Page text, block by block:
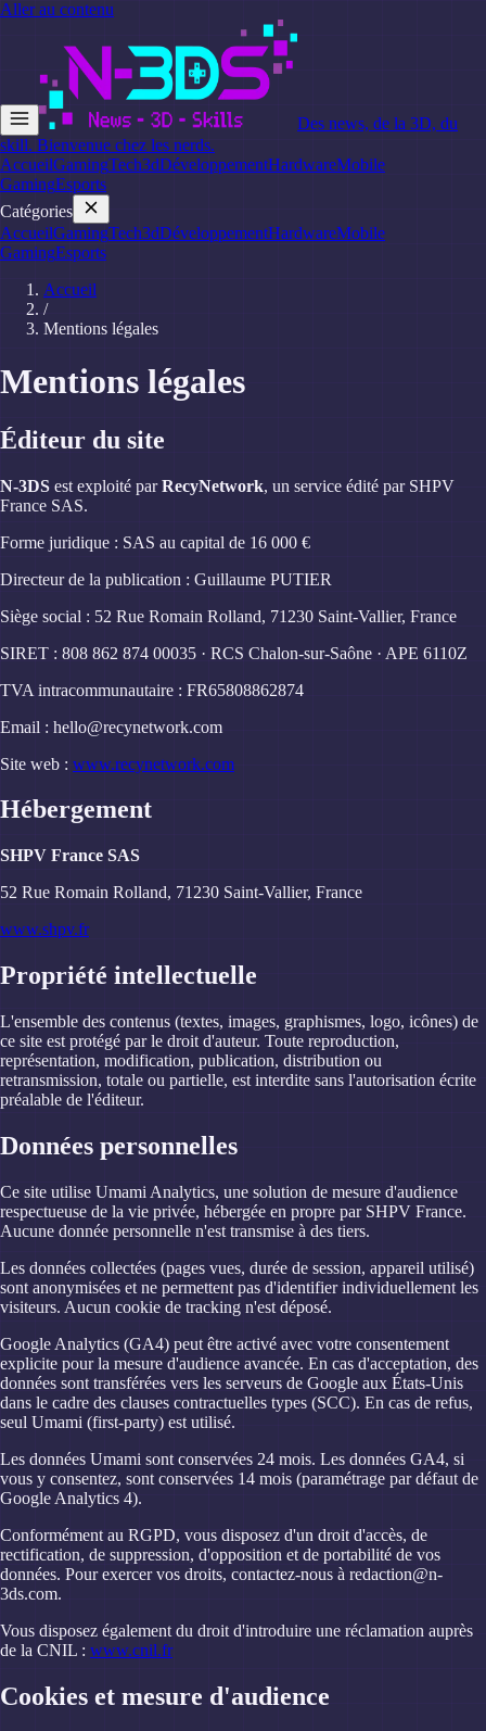
Aller au contenu
Des news, de la 3D, du
skill. Bienvenue chez les nerds.
AccueilGamingTech3dDéveloppementHardwareMobile
GamingEsports
Catégories
AccueilGamingTech3dDéveloppementHardwareMobile
GamingEsports
Accueil
/
Mentions légales
Mentions légales
Éditeur du site
N-3DS est exploité parRecyNetwork, un service édité par SHPV
France SAS.
Forme juridique : SAS au capital de 16 000 €
Directeur de la publication : Guillaume PUTIER
Siège social : 52 Rue Romain Rolland, 71230 Saint-Vallier, France
SIRET : 808 862 874 00035 · RCS Chalon-sur-Saône · APE 6110Z
TVA intracommunautaire : FR65808862874
Email : hello@recynetwork.com
Site web : www.recynetwork.com
Hébergement
SHPV France SAS
52 Rue Romain Rolland, 71230 Saint-Vallier, France
www.shpv.fr
Propriété intellectuelle
L'ensemble des contenus (textes, images, graphismes, logo, icônes) de
ce site est protégé par le droit d'auteur. Toute reproduction,
représentation, modification, publication, distribution ou
retransmission, totale ou partielle, est interdite sans l'autorisation écrite
préalable de l'éditeur.
Données personnelles
Ce site utilise Umami Analytics, une solution de mesure d'audience
respectueuse de la vie privée, hébergée en propre par SHPV France.
Aucune donnée personnelle n'est transmise à des tiers.
Les données collectées (pages vues, durée de session, appareil utilisé)
sont anonymisées et ne permettent pas d'identifier individuellement les
visiteurs. Aucun cookie de tracking n'est déposé.
Google Analytics (GA4) peut être activé avec votre consentement
explicite pour la mesure d'audience avancée. En cas d'acceptation, des
données sont transférées vers les serveurs de Google aux États-Unis
dans le cadre des clauses contractuelles types (SCC). En cas de refus,
seul Umami (first-party) est utilisé.
Les données Umami sont conservées 24 mois. Les données GA4, si
vous y consentez, sont conservées 14 mois (paramétrage par défaut de
Google Analytics 4).
Conformément au RGPD, vous disposez d'un droit d'accès, de
rectification, de suppression, d'opposition et de portabilité de vos
données. Pour exercer vos droits, contactez-nous à redaction@n-
3ds.com.
Vous disposez également du droit d'introduire une réclamation auprès
de la CNIL : www.cnil.fr
Cookies et mesure d'audience